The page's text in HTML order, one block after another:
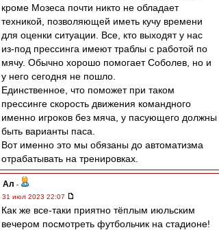
кроме Мозеса почти никто не обладает
техникой, позволяющей иметь кучу времени
для оценки ситуации. Все, кто выходят у нас
из-под прессинга имеют траблы с работой по
мячу. Обычно хорошо помогает Соболев, но и
у него сегодня не пошло.
Единственное, что поможет при таком
прессинге скорость движения командного
именно игроков без мяча, у пасующего должны
быть варианты паса.
Вот именно это мы обязаны до автоматизма
отрабатывать на тренировках.
Ал -
31 июл 2023 22:07
Как же все-таки приятно тёплым июльским
вечером посмотреть футбольчик на стадионе!